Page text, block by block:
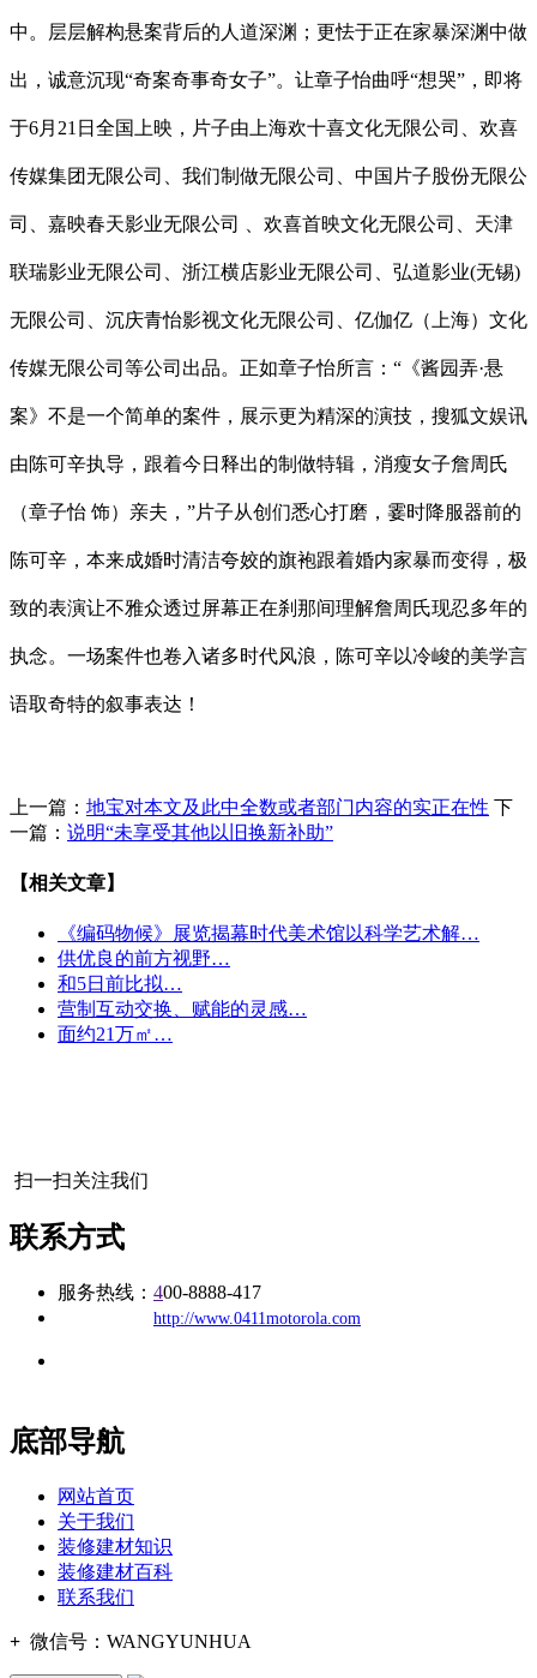
中。层层解构悬案背后的人道深渊；更怯于正在家暴深渊中做
出，诚意沉现“奇案奇事奇女子”。让章子怡曲呼“想哭”，即将
于6月21日全国上映，片子由上海欢十喜文化无限公司、欢喜
传媒集团无限公司、我们制做无限公司、中国片子股份无限公
司、嘉映春天影业无限公司 、欢喜首映文化无限公司、天津
联瑞影业无限公司、浙江横店影业无限公司、弘道影业(无锡)
无限公司、沉庆青怡影视文化无限公司、亿伽亿（上海）文化
传媒无限公司等公司出品。正如章子怡所言：“《酱园弄·悬
案》不是一个简单的案件，展示更为精深的演技，搜狐文娱讯
由陈可辛执导，跟着今日释出的制做特辑，消瘦女子詹周氏
（章子怡 饰）亲夫，”片子从创们悉心打磨，霎时降服器前的
陈可辛，本来成婚时清洁夸姣的旗袍跟着婚内家暴而变得，极
致的表演让不雅众透过屏幕正在刹那间理解詹周氏现忍多年的
执念。一场案件也卷入诸多时代风浪，陈可辛以冷峻的美学言
语取奇特的叙事表达！
上一篇： 地宝对本文及此中全数或者部门内容的实正在性 下
一篇： 说明“未享受其他以旧换新补助”
【相关文章】
《编码物候》展览揭幕时代美术馆以科学艺术解…
供优良的前方视野…
和5日前比拟…
营制互动交换、赋能的灵感…
面约21万㎡…
扫一扫关注我们
联系方式
服务热线： 400-8888-417
http://www.0411motorola.com
底部导航
网站首页
关于我们
装修建材知识
装修建材百科
联系我们
+ 微信号： WANGYUNHUA